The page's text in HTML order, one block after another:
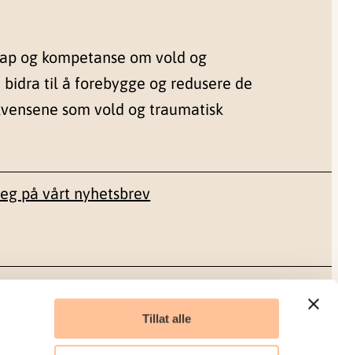
Tillat alle
og kompetanse om vold og
til å forebygge og redusere de
som vold og traumatisk
på vårt nyhetsbrev
Sosiale medier
Facebook